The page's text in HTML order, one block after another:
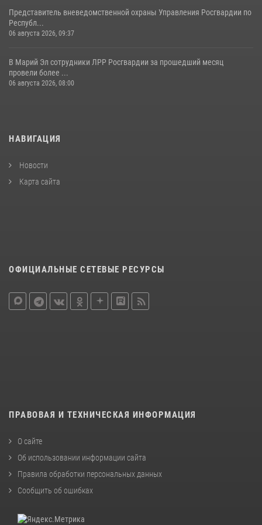
Представитель вневедомственной охраны Управления Росгвардии по
Республ...
06 августа 2026, 09:37
В Марий Эл сотрудники ЛРР Росгвардии за прошедший месяц
провели более ...
06 августа 2026, 08:00
НАВИГАЦИЯ
Новости
Карта сайта
ОФИЦИАЛЬНЫЕ СЕТЕВЫЕ РЕСУРСЫ
ПРАВОВАЯ И ТЕХНИЧЕСКАЯ ИНФОРМАЦИЯ
О сайте
Об использовании информации сайта
Правила обработки персональных данных
Сообщить об ошибках